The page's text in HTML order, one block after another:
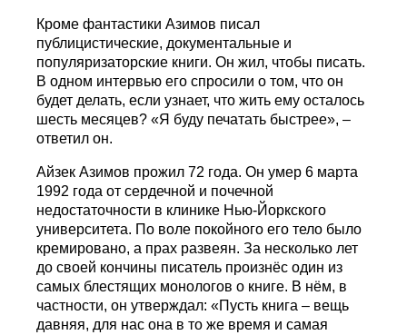
Кроме фантастики Азимов писал
публицистические, документальные и
популяризаторские книги. Он жил, чтобы писать.
В одном интервью его спросили о том, что он
будет делать, если узнает, что жить ему осталось
шесть месяцев? «Я буду печатать быстрее», –
ответил он.
Айзек Азимов прожил 72 года. Он умер 6 марта
1992 года от сердечной и почечной
недостаточности в клинике Нью-Йоркского
университета. По воле покойного его тело было
кремировано, а прах развеян. За несколько лет
до своей кончины писатель произнёс один из
самых блестящих монологов о книге. В нём, в
частности, он утверждал: «Пусть книга – вещь
давняя, для нас она в то же время и самая